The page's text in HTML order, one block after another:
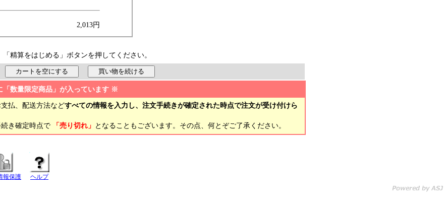
2,013円
精算をはじめる」ボタンを押してください。
「数量限定商品」が入っています ※
払、配送方法などすべての情報を入力し、注文手続きが確定された時点で注文が受け付けら
き確定時点で
「売り切れ」 となることもございます。その点、何とぞご了承ください。
報保護 ヘルプ